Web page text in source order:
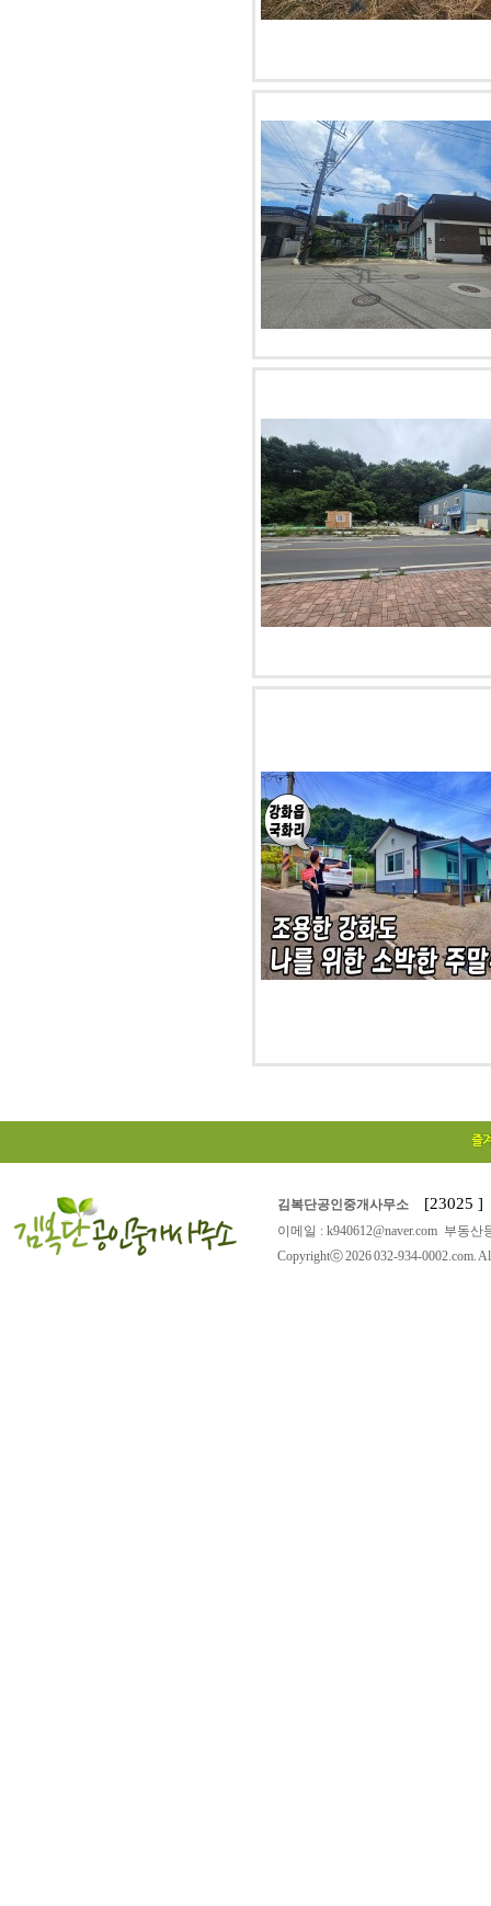
김복단공인중개사무소 [23025 ]
이메일 : k940612@naver.com 부동
Copyrightⓒ 2026 032-934-0002.com.